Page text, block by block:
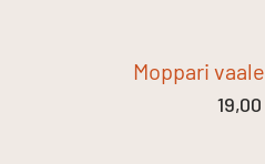
Moppari
19,00